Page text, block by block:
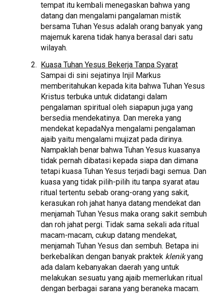
tempat itu kembali menegaskan bahwa yang
datang dan mengalami pangalaman mistik
bersama Tuhan Yesus adalah orang banyak yang
majemuk karena tidak hanya berasal dari satu
wilayah.
Kuasa Tuhan Yesus Bekerja Tanpa Syarat
Sampai di sini sejatinya Injil Markus
memberitahukan kepada kita bahwa Tuhan Yesus
Kristus terbuka untuk didatangi dalam
pengalaman spiritual oleh siapapun juga yang
bersedia mendekatinya. Dan mereka yang
mendekat kepadaNya mengalami pengalaman
ajaib yaitu mengalami mujizat pada dirinya.
Nampaklah benar bahwa Tuhan Yesus kuasanya
tidak pernah dibatasi kepada siapa dan dimana
tetapi kuasa Tuhan Yesus terjadi bagi semua. Dan
kuasa yang tidak pilih-pilih itu tanpa syarat atau
ritual tertentu sebab orang-orang yang sakit,
kerasukan roh jahat hanya datang mendekat dan
menjamah Tuhan Yesus maka orang sakit sembuh
dan roh jahat pergi. Tidak sama sekali ada ritual
macam-macam, cukup datang mendekat,
menjamah Tuhan Yesus dan sembuh. Betapa ini
berkebalikan dengan banyak praktek klenikyang
ada dalam kebanyakan daerah yang untuk
melakukan sesuatu yang ajaib memerlukan ritual
dengan berbagai sarana yang beraneka macam.